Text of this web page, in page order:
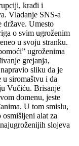
krađi i
Vladanje SNS-a
države. Umesto
o svim ugroženim
u svoju stranku.
ugroženima
grejanja,
sliku da je
u siromaštvu i da
Vučiću. Brisanje
domenu, jeste
U tom smislu,
alat za
slojeva